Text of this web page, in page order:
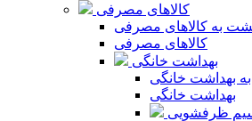
کالاهای مصرفی
به کالاهای مصرفی
کالاهای مصرفی
بهداشت خانگی
بهداشت خانگی
بهداشت خانگی
ظرفشویی